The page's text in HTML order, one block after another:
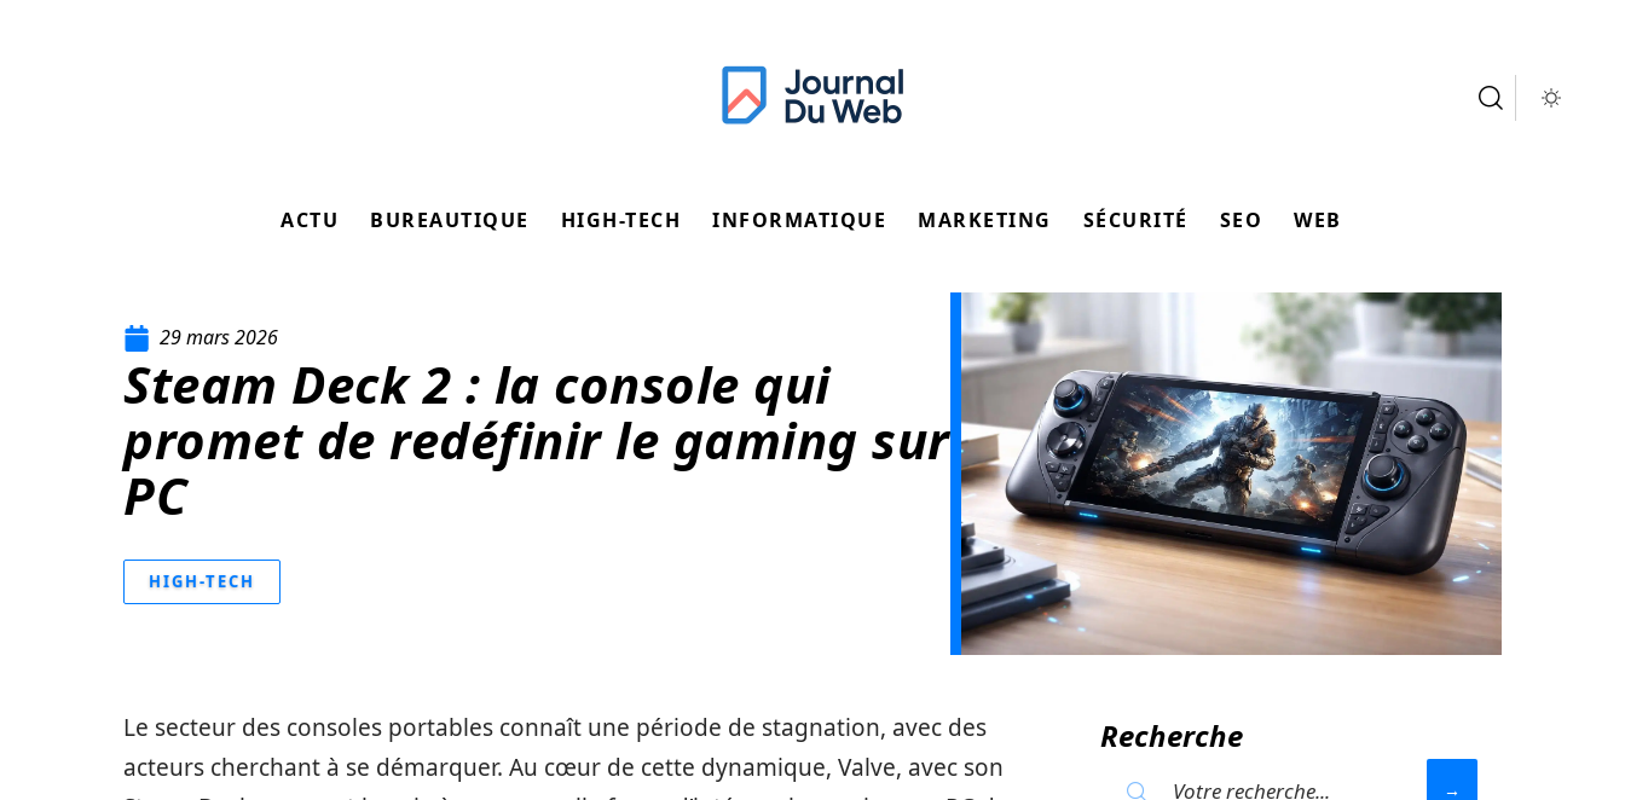
ACTU BUREAUTIQUE HIGH-TECH INFORMATIQUE MARKETING SÉCURITÉ SEO WEB
29 mars 2026
Steam Deck 2 : la console qui
promet de redéfinir le gaming sur
PC
HIGH-TECH
Le secteur des consoles portables connaît une période de stagnation, avec des
acteurs cherchant à se démarquer. Au cœur de cette dynamique, Valve, avec son
Recherche